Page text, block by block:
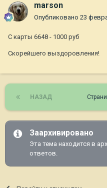
marson
Опубликовано 23
С карты 6648 - 1000 руб
Скорейшего выздоровления!
НАЗАД
Заархивировано
Эта тема находится в
ответов.